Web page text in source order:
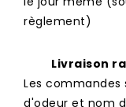
règlement)
Livraison
Les commandes
d'odeur et nom